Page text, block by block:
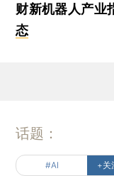
财新机器人产业
态
话题：
#AI +关